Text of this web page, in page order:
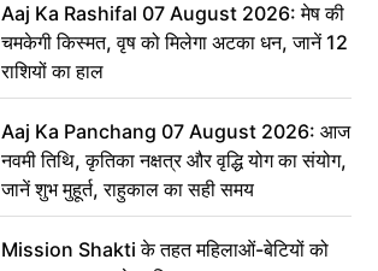
Aaj Ka Rashifal 07 August 2026: मेष की
चमकेगी किस्मत, वृष को मिलेगा अटका धन, जानें 12
राशियों का हाल
Aaj Ka Panchang 07 August 2026: आज
नवमी तिथि, कृतिका नक्षत्र और वृद्धि योग का संयोग,
जानें शुभ मुहूर्त, राहुकाल का सही समय
Mission Shakti के तहत महिलाओं-बेटियों को